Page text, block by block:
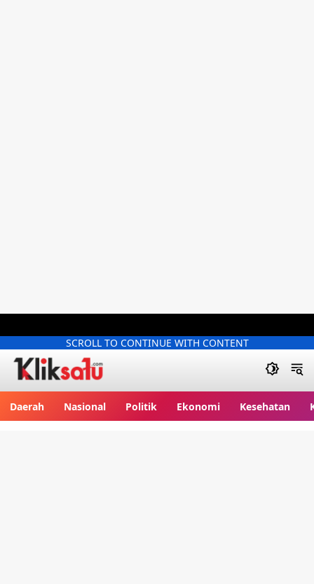
SCROLL TO CONTINUE WITH CONTENT
Daerah Nasional Politik Ekonomi Kesehatan